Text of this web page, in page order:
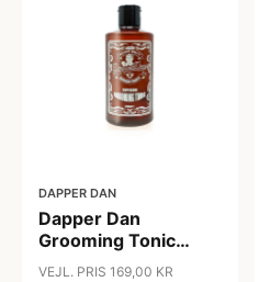
DAPPER DAN
Dapper Dan
Grooming Tonic
(250 ml)
VEJL. PRIS 169,00 KR